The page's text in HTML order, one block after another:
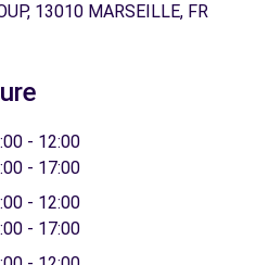
13010 MARSEILLE, FR
- 12:00
- 17:00
- 12:00
- 17:00